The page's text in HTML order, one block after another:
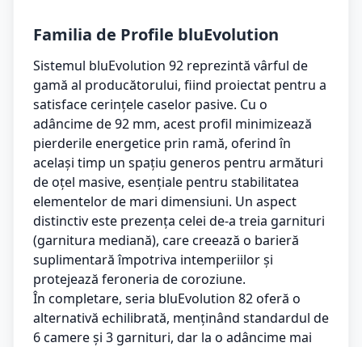
Familia de Profile bluEvolution
Sistemul bluEvolution 92 reprezintă vârful de
gamă al producătorului, fiind proiectat pentru a
satisface cerințele caselor pasive. Cu o
adâncime de 92 mm, acest profil minimizează
pierderile energetice prin ramă, oferind în
același timp un spațiu generos pentru armături
de oțel masive, esențiale pentru stabilitatea
elementelor de mari dimensiuni. Un aspect
distinctiv este prezența celei de-a treia garnituri
(garnitura mediană), care creează o barieră
suplimentară împotriva intemperiilor și
protejează feroneria de coroziune.
În completare, seria bluEvolution 82 oferă o
alternativă echilibrată, menținând standardul de
6 camere și 3 garnituri, dar la o adâncime mai